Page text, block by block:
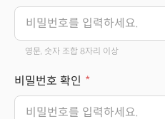
영문, 숫자 조합 8자리 이상
비밀번호 확인